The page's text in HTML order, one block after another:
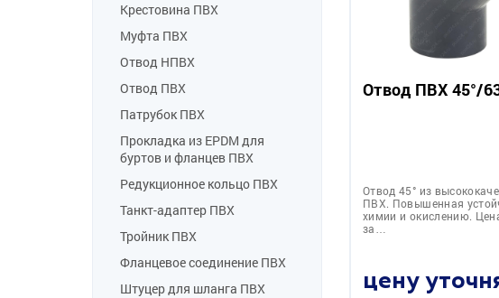
Крестовина ПВХ
Муфта ПВХ
Отвод НПВХ
Отвод ПВХ
Патрубок ПВХ
Прокладка из EPDM для
буртов и фланцев ПВХ
Редукционное кольцо ПВХ
Танкт-адаптер ПВХ
Тройник ПВХ
Фланцевое соединение ПВХ
Штуцер для шланга ПВХ
Отвод ПВХ 45°/
Отвод 45° из
ПВХ. Повышенная
химии и окислению.
за…
цену